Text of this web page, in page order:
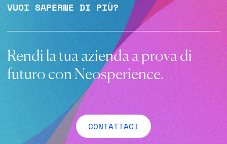
VUOI SAPERNE DI PIÙ?
Rendi la tua azienda a prova di
futuro con Neosperience.
CONTATTACI